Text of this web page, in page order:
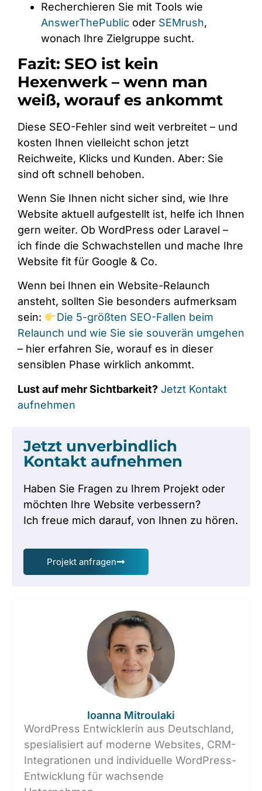
Recherchieren Sie mit Tools wie
AnswerThePublic oder SEMrush,
wonach Ihre Zielgruppe sucht.
Fazit: SEO ist kein
Hexenwerk – wenn man
weiß, worauf es ankommt
Diese SEO-Fehler sind weit verbreitet – und
kosten Ihnen vielleicht schon jetzt
Reichweite, Klicks und Kunden. Aber: Sie
sind oft schnell behoben.
Wenn Sie Ihnen nicht sicher sind, wie Ihre
Website aktuell aufgestellt ist, helfe ich Ihnen
gern weiter. Ob WordPress oder Laravel –
ich finde die Schwachstellen und mache Ihre
Website fit für Google & Co.
Wenn bei Ihnen ein Website-Relaunch
ansteht, sollten Sie besonders aufmerksam
sein:
Die 5-größten SEO-Fallen beim
Relaunch und wie Sie sie souverän umgehen
– hier erfahren Sie, worauf es in dieser
sensiblen Phase wirklich ankommt.
Lust auf mehr Sichtbarkeit? Jetzt Kontakt
aufnehmen
Jetzt unverbindlich
Kontakt aufnehmen
Haben Sie Fragen zu Ihrem Projekt oder
möchten Ihre Website verbessern?
Ich freue mich darauf, von Ihnen zu hören.
Projekt anfragen
Ioanna Mitroulaki
WordPress Entwicklerin aus Deutschland,
spesialisiert auf moderne Websites, CRM-
Integrationen und individuelle WordPress-
Entwicklung für wachsende